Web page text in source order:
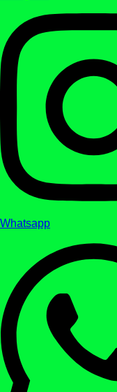
Whatsapp